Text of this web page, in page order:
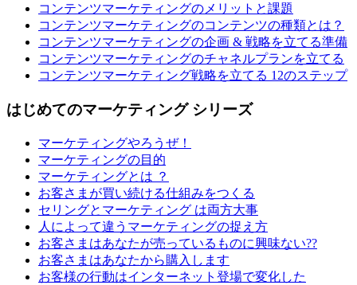
コンテンツマーケティングのメリットと課題
コンテンツマーケティングのコンテンツの種類とは？
コンテンツマーケティングの企画 & 戦略を立てる準備
コンテンツマーケティングのチャネルプランを立てる
コンテンツマーケティング戦略を立てる 12のステップ
はじめてのマーケティング シリーズ
マーケティングやろうぜ！
マーケティングの目的
マーケティングとは ？
お客さまが買い続ける仕組みをつくる
セリングとマーケティング は両方大事
人によって違うマーケティングの捉え方
お客さまはあなたが売っているものに興味ない??
お客さまはあなたから購入します
お客様の行動はインターネット登場で変化した